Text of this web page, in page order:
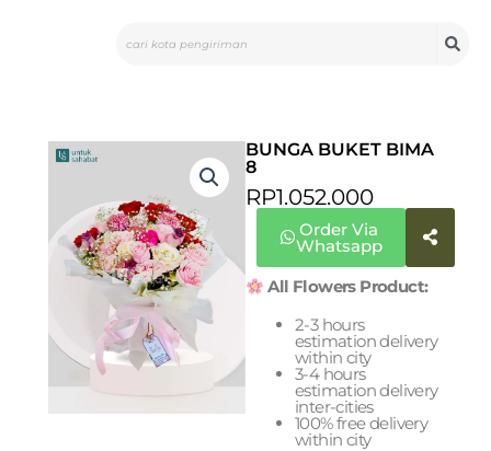
BUNGA BUKET BIMA
8
RP1.052.000
Order Via
Whatsapp
All Flowers Product:
2-3 hours
estimation delivery
within city
3-4 hours
estimation delivery
inter-cities
100% free delivery
within city